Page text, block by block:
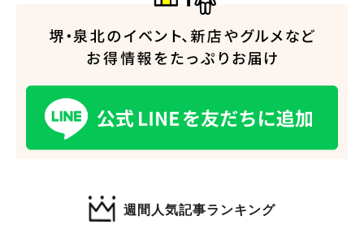
週間人気記事ランキング